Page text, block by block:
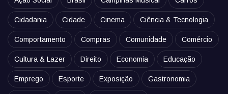
Cidadania Cidade Cinema Ciência & Tecnologia
Comportamento Compras Comunidade Comércio
Cultura & Lazer Direito Economia Educação
Emprego Esporte Exposição Gastronomia